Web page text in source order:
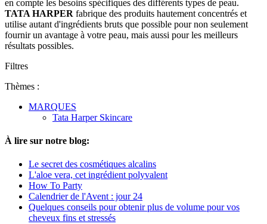
en compte les besoins spécifiques des différents types de peau.
TATA HARPER fabrique des produits hautement concentrés et
utilise autant d'ingrédients bruts que possible pour non seulement
fournir un avantage à votre peau, mais aussi pour les meilleurs
résultats possibles.
Filtres
Thèmes :
MARQUES
Tata Harper Skincare
À lire sur notre blog:
Le secret des cosmétiques alcalins
L'aloe vera, cet ingrédient polyvalent
How To Party
Calendrier de l'Avent : jour 24
Quelques conseils pour obtenir plus de volume pour vos
cheveux fins et stressés